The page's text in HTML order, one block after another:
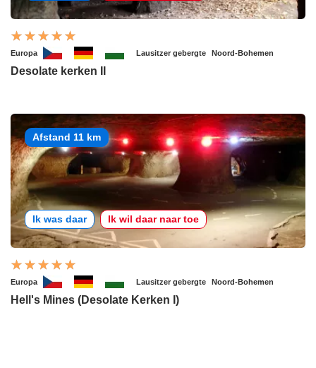
Europa Lausitzer gebergte Noord-Bohemen
Desolate kerken II
Afstand 11 km
Ik was daar Ik wil daar naar toe
Europa Lausitzer gebergte Noord-Bohemen
Hell's Mines (Desolate Kerken I)